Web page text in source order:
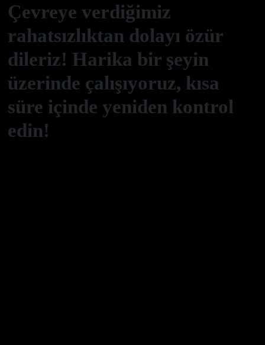
Çevreye verdiğimiz
rahatsızlıktan dolayı özür
dileriz! Harika bir şeyin
üzerinde çalışıyoruz, kısa
süre içinde yeniden kontrol
edin!